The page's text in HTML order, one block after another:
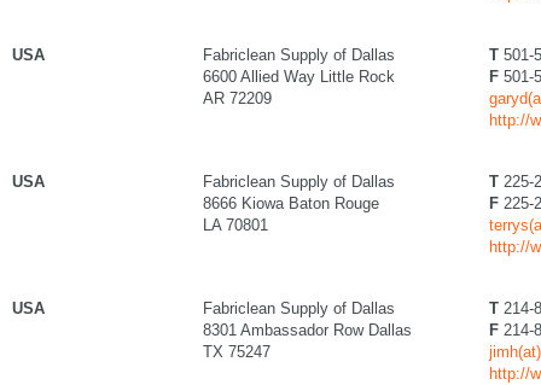
USA
Fabriclean Supply of Dallas
6600 Allied Way Little Rock
AR 72209
T 501-
F 501-
http://
USA
Fabriclean Supply of Dallas
8666 Kiowa Baton Rouge
LA 70801
T 225-
F 225-
http://
USA
Fabriclean Supply of Dallas
8301 Ambassador Row Dallas
TX 75247
T 214-
F 214-
http://